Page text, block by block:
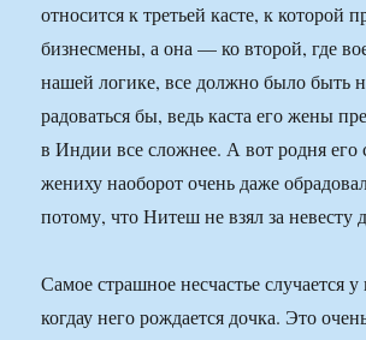
относится к третьей касте, к которой
бизнесмены, а она — ко второй, где
нашей логике, все должно было быть
радоваться бы, ведь каста его жены
в Индии все сложнее. А вот родня его
жениху наоборот очень даже
потому, что Нитеш не взял за невесту
Самое страшное несчастье случается у
когдау него рождается дочка. Это